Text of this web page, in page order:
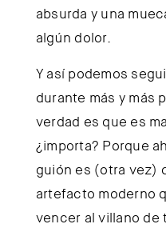
absurda y una
algún dolor.
Y así podemos
durante más y más
verdad es que es
¿importa? Porque
guión es (otra vez)
artefacto moderno
vencer al villano de